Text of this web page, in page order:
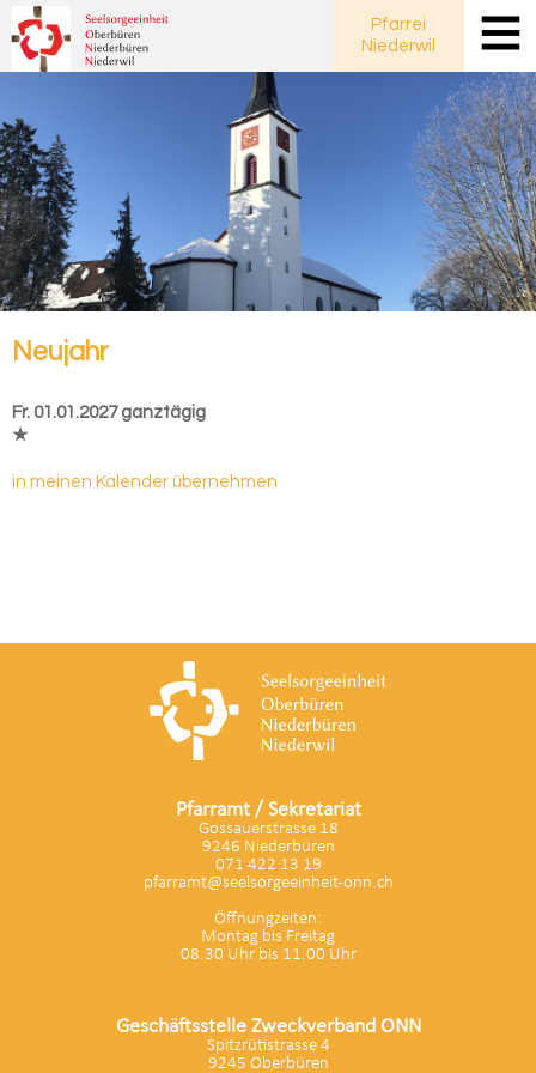
Pfarrei
Niederwil
Neu­jahr
Fr. 01.01.2027 ganztägig
★
in meinen Kalender übernehmen
Pfarramt / Sekretariat
Gossauerstrasse 18
9246 Niederbüren
071 422 13 19
pfarramt@seelsorgeeinheit-onn.ch
Öffnungzeiten:
Montag bis Freitag
08.30 Uhr bis 11.00 Uhr
Geschäftsstelle Zweckverband ONN
Spitzrütistrasse 4
9245 Oberbüren